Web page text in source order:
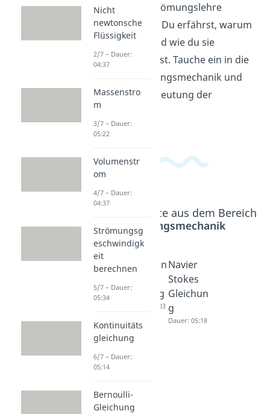
wie sie in der Strömungslehre
verwendet wird. Du erfährst, warum
sie wichtig ist und wie du sie
berechnen kannst. Tauche ein in die
Welt der Strömungsmechanik und
verstehe die Bedeutung der
Reynoldszahl!
Beliebte Inhalte aus dem Bereich
Strömungsmechanik
Dynamik
Fluiden -
atz
Dauer: 07:05
Strömun
Reibung
Dauer: 06:03
Navier
Stokes
Gleichun
g
Dauer: 05:18
Nicht
newtonsche
Flüssigkeit
2/7 – Dauer:
04:37
Massenstro
m
3/7 – Dauer:
05:22
Volumenstr
om
4/7 – Dauer:
04:37
Strömungsg
eschwindigk
eit
berechnen
5/7 – Dauer:
05:34
Kontinuitäts
gleichung
6/7 – Dauer:
05:14
Bernoulli-
Gleichung